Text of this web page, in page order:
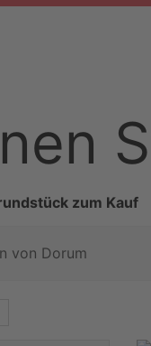
zum Kauf
von Dorum